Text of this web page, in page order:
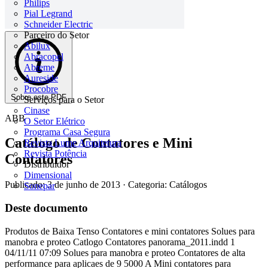
Philips
Pial Legrand
Schneider Electric
Parceiro do Setor
Abilux
Abracopel
Abreme
Aureside
Procobre
Serviços para o Setor
Cinase
O Setor Elétrico
Programa Casa Segura
Revista Lume Arquitetura
Revista Potência
Distribuidor
Dimensional
Sonepar
Sobre este PDF
ABB
Catálogo de Contatores e Mini
Contatores
Publicado: 3 de junho de 2013 · Categoria: Catálogos
Deste documento
Produtos de Baixa Tenso Contatores e mini contatores Solues para
manobra e proteo Catlogo Contatores panorama_2011.indd 1
04/11/11 07:09 Solues para manobra e proteo Contatores de alta
performance para aplicaes de 9 5000 A Mini contatores para